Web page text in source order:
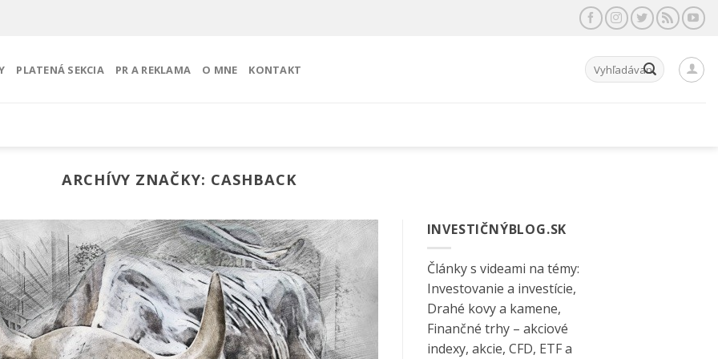
PLATENÁ SEKCIA PR A REKLAMA O MNE KONTAKT Hľadať:
ARCHÍVY ZNAČKY: CASHBACK
INVESTIČNÝBLOG.SK
Články s videami na témy:
Investovanie a investície,
Drahé kovy a kamene,
Finančné trhy – akciové
indexy, akcie, CFD, ETF a